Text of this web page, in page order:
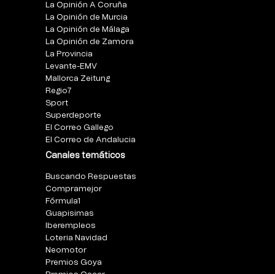
La Opinión A Coruña
La Opinión de Murcia
La Opinión de Málaga
La Opinión de Zamora
La Provincia
Levante-EMV
Mallorca Zeitung
Regio7
Sport
Superdeporte
El Correo Gallego
El Correo de Andalucia
Canales temáticos
Buscando Respuestas
Compramejor
Fórmula1
Guapisimas
Iberempleos
Loteria Navidad
Neomotor
Premios Goya